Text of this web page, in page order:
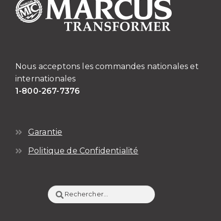
Nous acceptons les commandes nationales et
internationales
1-800-267-7376
Garantie
Politique de Confidentialité
Rechercher :